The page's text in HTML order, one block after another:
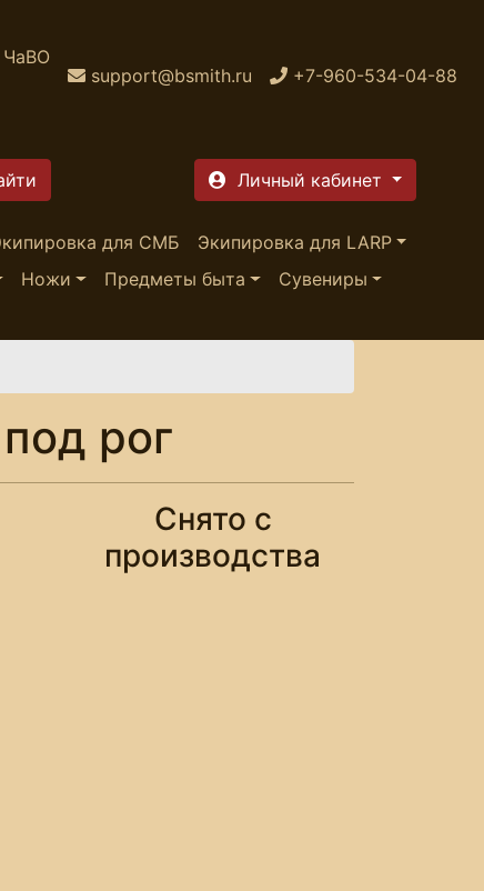
ЧаВО
support@bsmith.ru +7-960-534-04-88
Личный кабинет
для СМБ
Экипировка для LARP
Ножи Предметы быта
Сувениры
рог
Снято с
производства